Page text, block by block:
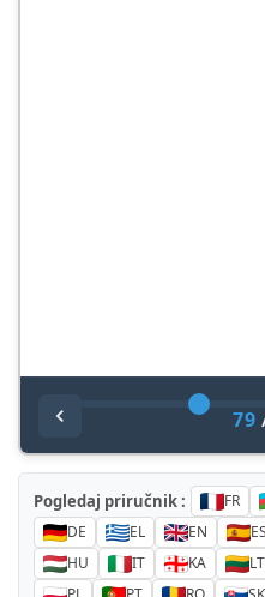
79
Pogledaj priručnik : FR
DE
EL EN ES
HU
IT KA LT